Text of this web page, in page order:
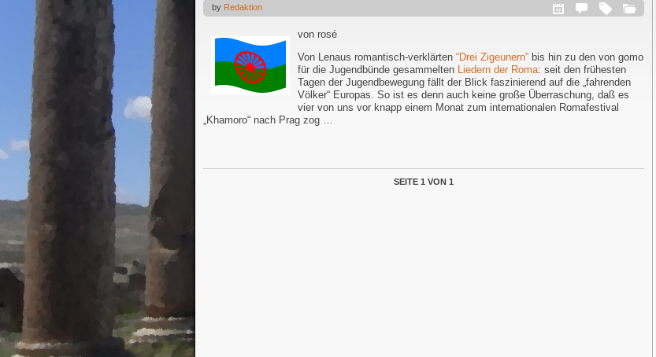
by Redaktion
von rosé
Von Lenaus romantisch-verklärten “Drei Zigeunern” bis hin zu den von gomo
für die Jugendbünde gesammelten
Liedern der Roma: seit den frühesten
Tagen der Jugendbewegung fällt der Blick faszinierend auf die „fahrenden
Völker“ Europas. So ist es denn auch keine große Überraschung, daß es
vier von uns vor knapp einem Monat zum internationalen Romafestival
„Khamoro“ nach Prag zog …
SEITE 1 VON 1